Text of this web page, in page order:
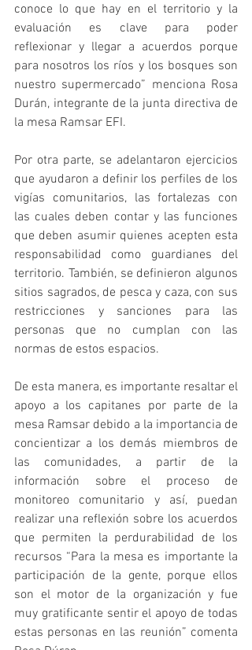
conoce lo que hay en el territorio y la
evaluación es clave para poder
reflexionar y llegar a acuerdos porque
para nosotros los ríos y los bosques son
nuestro supermercado” menciona Rosa
Durán, integrante de la junta directiva de
la mesa Ramsar EFI.
Por otra parte, se adelantaron ejercicios
que ayudaron a definir los perfiles de los
vigías comunitarios, las fortalezas con
las cuales deben contar y las funciones
que deben asumir quienes acepten esta
responsabilidad como guardianes del
territorio. También, se definieron algunos
sitios sagrados, de pesca y caza, con sus
restricciones y sanciones para las
personas que no cumplan con las
normas de estos espacios.
De esta manera, es importante resaltar el
apoyo a los capitanes por parte de la
mesa Ramsar debido a la importancia de
concientizar a los demás miembros de
las comunidades, a partir de la
información sobre el proceso de
monitoreo comunitario y así, puedan
realizar una reflexión sobre los acuerdos
que permiten la perdurabilidad de los
recursos “Para la mesa es importante la
participación de la gente, porque ellos
son el motor de la organización y fue
muy gratificante sentir el apoyo de todas
estas personas en las reunión” comenta